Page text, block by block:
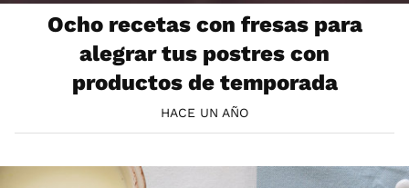
Ocho recetas con fresas para
alegrar tus postres con
productos de temporada
HACE UN AÑO